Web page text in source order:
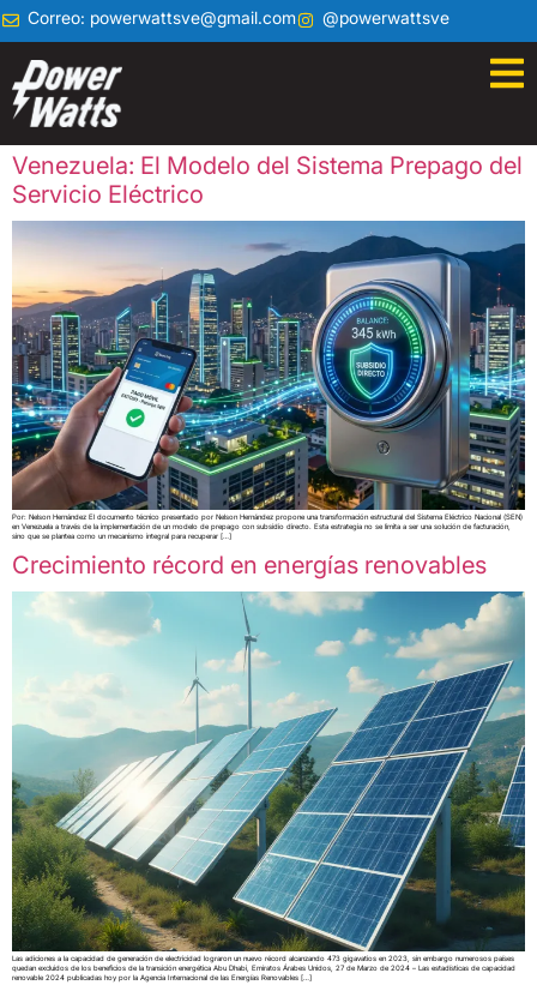
Correo: powerwattsve@gmail.com @powerwattsve
Venezuela: El Modelo del Sistema Prepago del
Servicio Eléctrico
Por: Nelson Hernández El documento técnico presentado por Nelson Hernández propone una transformación estructural del Sistema Eléctrico Nacional (SEN)
en Venezuela a través de la implementación de un modelo de prepago con subsidio directo. Esta estrategia no se limita a ser una solución de facturación,
sino que se plantea como un mecanismo integral para recuperar […]
Crecimiento récord en energías renovables
Las adiciones a la capacidad de generación de electricidad lograron un nuevo récord alcanzando 473 gigavatios en 2023, sin embargo numerosos países
quedan excluidos de los beneficios de la transición energética Abu Dhabi, Emiratos Árabes Unidos, 27 de Marzo de 2024 – Las estadísticas de capacidad
renovable 2024 publicadas hoy por la Agencia Internacional de las Energías Renovables […]